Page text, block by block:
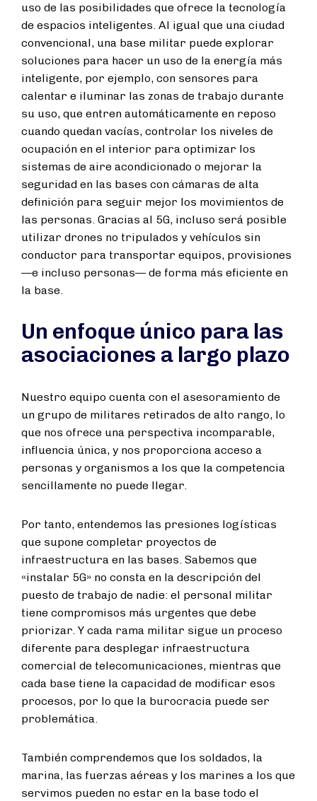
uso de las posibilidades que ofrece la tecnología
de espacios inteligentes. Al igual que una ciudad
convencional, una base militar puede explorar
soluciones para hacer un uso de la energía más
inteligente, por ejemplo, con sensores para
calentar e iluminar las zonas de trabajo durante
su uso, que entren automáticamente en reposo
cuando quedan vacías, controlar los niveles de
ocupación en el interior para optimizar los
sistemas de aire acondicionado o mejorar la
seguridad en las bases con cámaras de alta
definición para seguir mejor los movimientos de
las personas. Gracias al 5G, incluso será posible
utilizar drones no tripulados y vehículos sin
conductor para transportar equipos, provisiones
—e incluso personas— de forma más eficiente en
la base.
Un enfoque único para las
asociaciones a largo plazo
Nuestro equipo cuenta con el asesoramiento de
un grupo de militares retirados de alto rango, lo
que nos ofrece una perspectiva incomparable,
influencia única, y nos proporciona acceso a
personas y organismos a los que la competencia
sencillamente no puede llegar.
Por tanto, entendemos las presiones logísticas
que supone completar proyectos de
infraestructura en las bases. Sabemos que
«instalar 5G» no consta en la descripción del
puesto de trabajo de nadie: el personal militar
tiene compromisos más urgentes que debe
priorizar. Y cada rama militar sigue un proceso
diferente para desplegar infraestructura
comercial de telecomunicaciones, mientras que
cada base tiene la capacidad de modificar esos
procesos, por lo que la burocracia puede ser
problemática.
También comprendemos que los soldados, la
marina, las fuerzas aéreas y los marines a los que
servimos pueden no estar en la base todo el